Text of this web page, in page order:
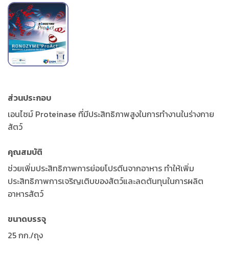
ส่วนประกอบ
เอนไซม์ Proteinase ที่มีประสิทธิภาพสูงในการทำงานในร่างกาย
สัตว์
คุณสมบัติ
ช่วยเพิ่มประสิทธิภาพการย่อยโปรตีนจากอาหาร ทำให้เพิ่ม
ประสิทธิภาพการเจริญเติบของสัตว์และลดต้นทุนในการผลิต
อาหารสัตว์
ขนาดบรรจุ
25 กก./ถุง